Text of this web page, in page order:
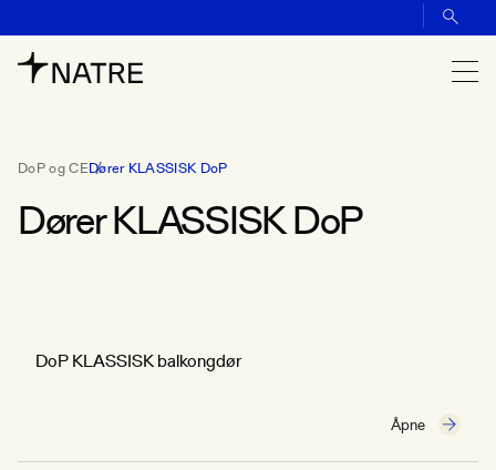
DoP og CEDører KLASSISK DoP
Dører KLASSISK DoP
DoP KLASSISK balkongdør
Åpne